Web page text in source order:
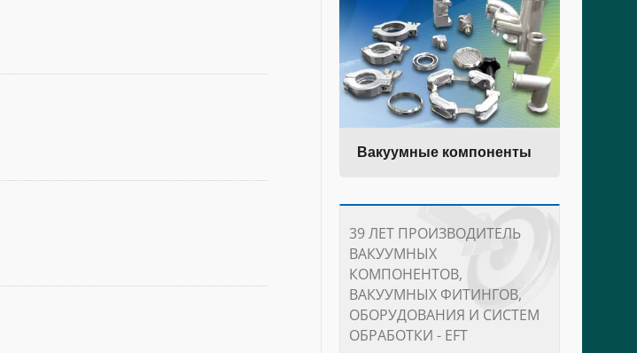
Вакуумные компоненты
39 ЛЕТ ПРОИЗВОДИТЕЛЬ
ВАКУУМНЫХ
КОМПОНЕНТОВ,
ВАКУУМНЫХ ФИТИНГОВ,
ОБОРУДОВАНИЯ И СИСТЕМ
ОБРАБОТКИ - EFT